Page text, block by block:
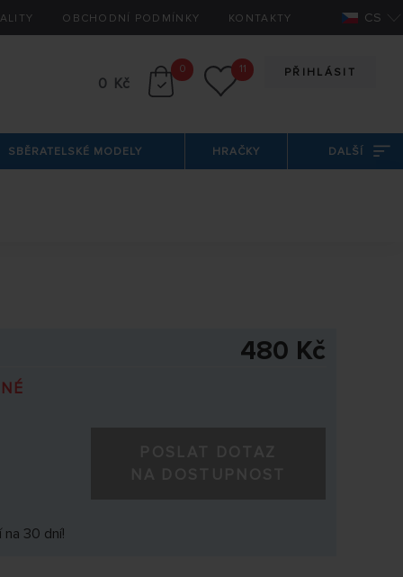
OBCHODNÍ PODMÍNKY KONTAKTY CS
PŘIHLÁSIT
0 Kč
0 11
SBĚRATELSKÉ MODELY HRAČKY DALŠÍ
480 Kč
na 30 dní!